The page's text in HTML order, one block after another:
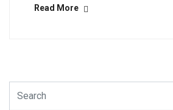
Read More